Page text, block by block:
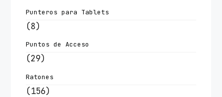
Punteros para Tablets
(8)
Puntos de Acceso
(29)
Ratones
(156)